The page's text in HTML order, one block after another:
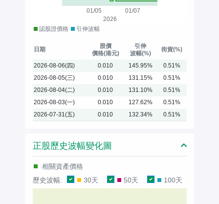
01/05 01/07
2026
認股證價格 引伸波幅
日期
股價
價格(港元)
引伸
波幅(%)
街貨(%)
2026-08-06(四) 0.010 145.95%
0.51%
2026-08-05(三)
0.010 131.15%
0.51%
2026-08-04(二)
0.010 131.10%
0.51%
2026-08-03(一)
0.010 127.62%
0.51%
2026-07-31(五)
0.010 132.34% 0.51%
正股歷史波幅變化圖
相關資產價格
歷史波幅:
30天 50天 100天